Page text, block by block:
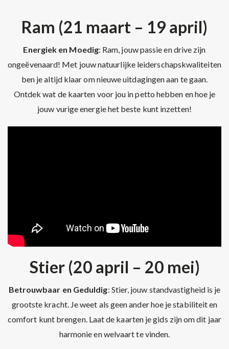
Ram (21 maart – 19 april)
Energiek en Moedig: Ram, jouw passie en drive zijn
ongeëvenaard! Met jouw natuurlijke leiderschapskwaliteiten
ben je altijd klaar om nieuwe uitdagingen aan te gaan.
Ontdek wat de kaarten voor jou in petto hebben en hoe je
jouw vurige energie het beste kunt inzetten!
Stier (20 april – 20 mei)
Betrouwbaar en Geduldig: Stier, jouw standvastigheid is je
grootste kracht. Je weet als geen ander hoe je stabiliteit en
comfort kunt brengen. Laat de kaarten je gids zijn om dit jaar
harmonie en welvaart te vinden.